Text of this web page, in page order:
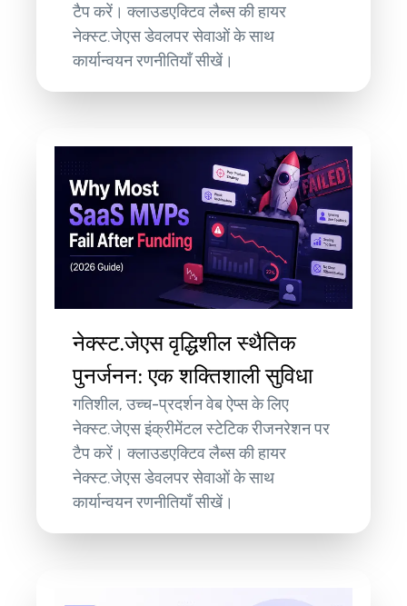
टैप करें। क्लाउडएक्टिव लैब्स की हायर
नेक्स्ट.जेएस डेवलपर सेवाओं के साथ
कार्यान्वयन रणनीतियाँ सीखें।
नेक्स्ट.जेएस वृद्धिशील स्थैतिक
पुनर्जनन: एक शक्तिशाली सुविधा
गतिशील, उच्च-प्रदर्शन वेब ऐप्स के लिए
नेक्स्ट.जेएस इंक्रीमेंटल स्टेटिक रीजनरेशन पर
टैप करें। क्लाउडएक्टिव लैब्स की हायर
नेक्स्ट.जेएस डेवलपर सेवाओं के साथ
कार्यान्वयन रणनीतियाँ सीखें।